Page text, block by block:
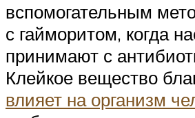
вспомогательным
с гайморитом, когда
принимают с
Клейкое вещество
влияет на организм